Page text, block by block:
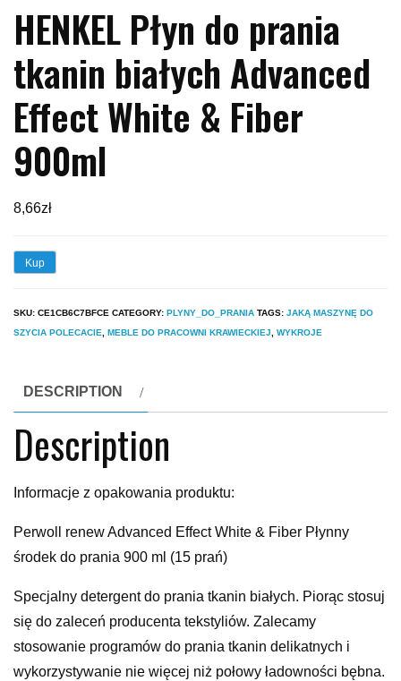
HENKEL Płyn do prania
tkanin białych Advanced
Effect White & Fiber
900ml
8,66zł
Kup
SKU: CE1CB6C7BFCE CATEGORY: PLYNY_DO_PRANIA TAGS: JAKĄ MASZYNĘ DO
SZYCIA POLECACIE
MEBLE DO PRACOWNI KRAWIECKIEJ WYKROJE
DESCRIPTION
Description
Informacje z opakowania produktu:
Perwoll renew Advanced Effect White & Fiber Płynny
środek do prania 900 ml (15 prań)
Specjalny detergent do prania tkanin białych. Piorąc stosuj
się do zaleceń producenta tekstyliów. Zalecamy
stosowanie programów do prania tkanin delikatnych i
wykorzystywanie nie więcej niż połowy ładowności bębna.